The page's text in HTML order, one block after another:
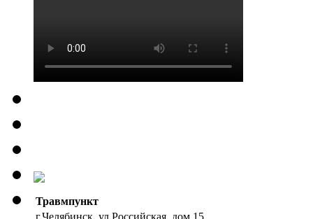
Травмпункт
г.Челябинск, ул.Российская, дом 15